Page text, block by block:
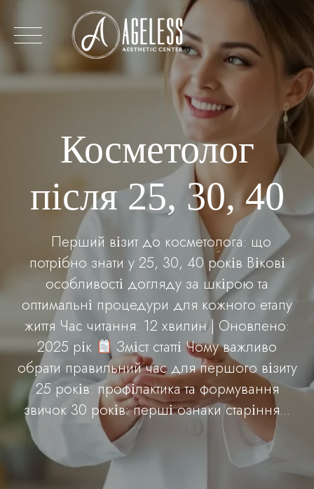
змісту
Косметолог
після 25, 30, 40
Перший візит до косметолога: що
потрібно знати у 25, 30, 40 років Вікові
особливості догляду за шкірою та
оптимальні процедури для кожного етапу
життя Час читання: 12 хвилин | Оновлено:
2025 рік
Зміст статті Чому важливо
обрати правильний час для першого візиту
25 років: профілактика та формування
звичок 30 років: перші ознаки старіння...